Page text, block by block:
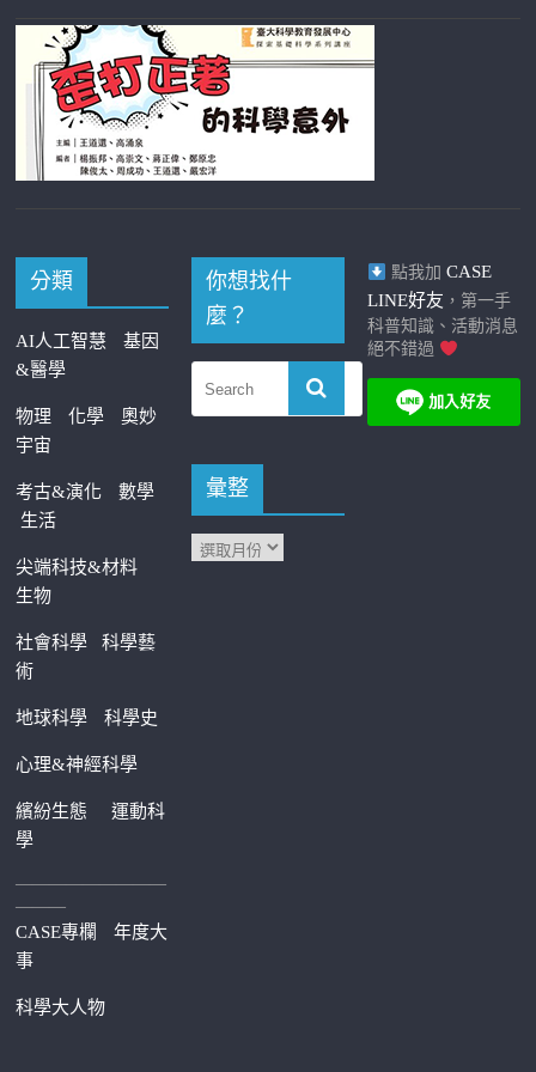
分類
AI人工智慧
基因
&醫學
物理 化學
奧妙
宇宙
考古&演化
數學
生活
尖端科技&材料
生物
社會科學科學藝
術
地球科學 科學史
心理&神經科學
繽紛生態運動科
學
—————————
———
CASE專欄
年度大
事
科學大人物
你想找什
麼？
彙整
點我加 CASE
LINE好友 ，第一手
科普知識、活動消息
絕不錯過